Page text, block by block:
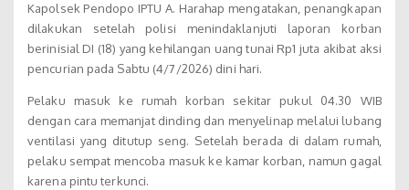
Kapolsek Pendopo IPTU A. Harahap mengatakan, penangkapan
dilakukan setelah polisi menindaklanjuti laporan korban
berinisial DI (18) yang kehilangan uang tunai Rp1 juta akibat aksi
pencurian pada Sabtu (4/7/2026) dini hari.
Pelaku masuk ke rumah korban sekitar pukul 04.30 WIB
dengan cara memanjat dinding dan menyelinap melalui lubang
ventilasi yang ditutup seng. Setelah berada di dalam rumah,
pelaku sempat mencoba masuk ke kamar korban, namun gagal
karena pintu terkunci.